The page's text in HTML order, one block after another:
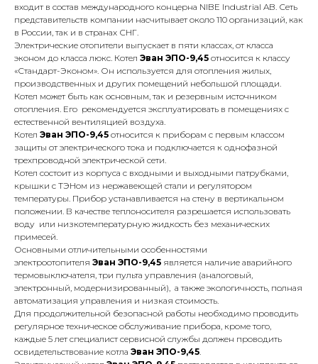
входит в состав международного концерна NIBE Industrial AB. Сеть
представительств компании насчитывает около 110 организаций, как
в России, так и в странах СНГ.
Электрические отопители выпускает в пяти классах, от класса
эконом до класса люкс. Котел Эван ЭПО-9,45 относится к классу
«Стандарт-Эконом». Он используется для отопления жилых,
производственных и других помещений небольшой площади.
Котел может быть как основным, так и резервным источником
отопления. Его рекомендуется эксплуатировать в помещениях с
естественной вентиляцией воздуха.
Котел Эван ЭПО-9,45 относится к приборам с первым классом
защиты от электрического тока и подключается к однофазной
трехпроводной электрической сети.
Котел состоит из корпуса с входными и выходными патрубками,
крышки с ТЭНом из нержавеющей стали и регулятором
температуры. Прибор устанавливается на стену в вертикальном
положении. В качестве теплоносителя разрешается использовать
воду или низкотемпературную жидкость без механических
примесей.
Основными отличительными особенностями
электроотопителя Эван ЭПО-9,45 является наличие аварийного
термовыключателя, три пульта управления (аналоговый,
электронный, модернизированный), а также экологичность, полная
автоматизация управления и низкая стоимость.
Для продолжительной безопасной работы необходимо проводить
регулярное техническое обслуживание прибора, кроме того,
каждые 5 лет специалист сервисной службы должен проводить
освидетельствование котла Эван ЭПО-9,45
Адрес
Г.Москва Волоколамское шоссе,
71/22к2
Пн-вс с 9:00 до 18:00
Телефон
КОНТАКТЫ